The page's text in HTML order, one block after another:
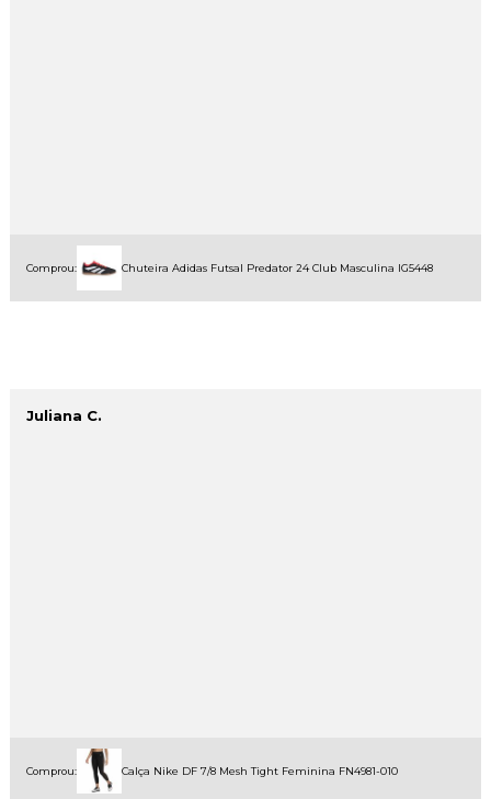
Comprou: Chuteira Adidas Futsal Predator 24 Club Masculina IG5448
Juliana C.
Comprou: Calça Nike DF 7/8 Mesh Tight Feminina FN4981-010